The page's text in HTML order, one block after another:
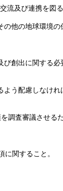
及び連携を図
他の地球環境
創出に関する
う配慮しなけれ
調査審議させる
関すること。